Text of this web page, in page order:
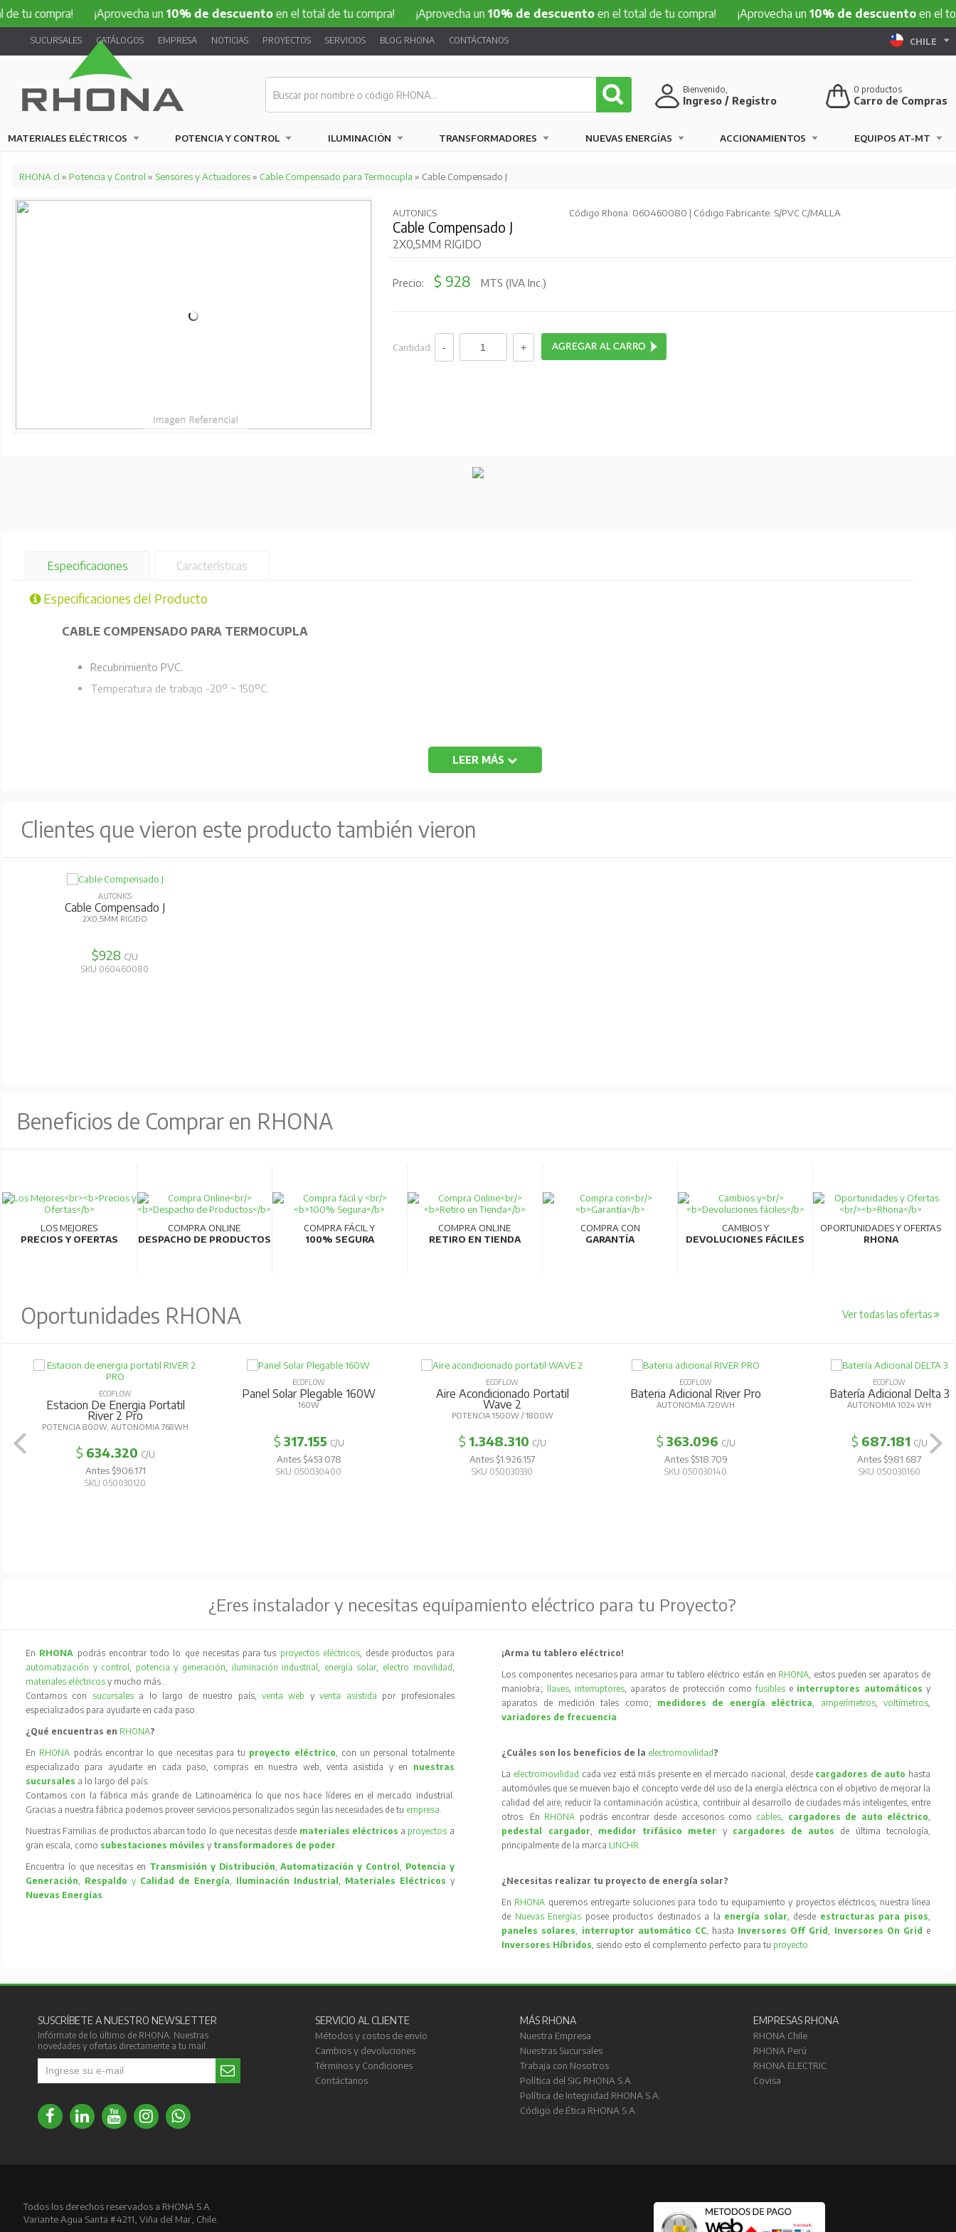
¡Aprovecha un10% de descuentoen el total de tu compra! ¡Aprovecha un10% de descuentoen el total de tu compra! ¡Aprovecha un10% de descuentoen el total de tu
SUCURSALES CATÁLOGOS EMPRESA NOTICIAS PROYECTOS SERVICIOS BLOG RHONA CONTÁCTANOS CHILE
0 productos
Carro de Compras
Bienvenido,
Ingreso / Registro
MATERIALES ELÉCTRICOS POTENCIA Y CONTROL ILUMINACIÓN TRANSFORMADORES NUEVAS ENERGÍAS ACCIONAMIENTOS EQUIPOS AT-MT
RHONA.cl » Potencia y Control » Sensores y Actuadores» Cable Compensado para Termocupla » Cable Compensado J
AUTONICS Código Rhona: 060460080 | Código Fabricante: S/PVC C/MALLA
Cable Compensado J
2X0,5MM RIGIDO
Precio: $ 928 MTS (IVA Inc.)
Cantidad:
Especificaciones Características
Especificaciones del Producto
CABLE COMPENSADO PARA TERMOCUPLA
Recubrimiento PVC.
Temperatura de trabajo -20º ~ 150ºC.
LEER MÁS
Clientes que vieron este producto también vieron
AUTONICS
Cable Compensado J
2X0,5MM RIGIDO
$928 C/U
SKU 060460080
Beneficios de Comprar en RHONA
LOS MEJORES
PRECIOS Y OFERTAS
COMPRA ONLINE
DESPACHO DE PRODUCTOS
COMPRA FÁCIL Y
100% SEGURA
COMPRA ONLINE
RETIRO EN TIENDA
COMPRA CON
GARANTÍA
CAMBIOS Y
DEVOLUCIONES FÁCILES
OPORTUNIDADES Y OFERTAS
RHONA
Oportunidades RHONA Ver todas las ofertas
ECOFLOW
Estacion De Energia Portatil
River 2 Pro
POTENCIA 800W, AUTONOMIA 768WH
$ 634.320 C/U
Antes $906.171
SKU 050030120
ECOFLOW
Panel Solar Plegable 160W
160W
$ 317.155 C/U
Antes $453.078
SKU 050030400
ECOFLOW
Aire Acondicionado Portatil
Wave 2
POTENCIA 1500W / 1800W
$ 1.348.310 C/U
Antes $1.926.157
SKU 050030330
ECOFLOW
Bateria Adicional River Pro
AUTONOMIA 720WH
$ 363.096 C/U
Antes $518.709
SKU 050030140
ECOFLOW
Batería Adicional Delta 3
AUTONOMIA 1024 WH
$ 687.181 C/U
Antes $981.687
SKU 050030160
¿Eres instalador y necesitas equipamiento eléctrico para tu Proyecto?
En RHONA podrás encontrar todo lo que necesitas para tus proyectos eléctricos, desde productos para
automatización y control, potencia y generación, iluminación industrial, energía solar, electro movilidad,
materiales eléctricos y mucho más…
Contamos con sucursales a lo largo de nuestro país, venta web yventa asistida por profesionales
especializados para ayudarte en cada paso.
¿Qué encuentras en RHONA?
En RHONA podrás encontrar lo que necesitas para tu proyecto eléctrico, con un personal totalmente
especializado para ayudarte en cada paso, compras en nuestra web, venta asistida y en nuestras
sucursales a lo largo del país.
Contamos con la fábrica más grande de Latinoamérica lo que nos hace líderes en el mercado industrial.
Gracias a nuestra fábrica podemos proveer servicios personalizados según las necesidades de tu empresa.
Nuestras Familias de productos abarcan todo lo que necesitas desde materiales eléctricos a proyectos a
gran escala, como subestaciones móvilesy transformadores de poder.
Encuentra lo que necesitas en Transmisión y Distribución,Automatización y Control, Potencia y
Generación, Respaldo y Calidad de Energía, Iluminación Industrial , Materiales Eléctricos y
Nuevas Energías.
¡Arma tu tablero eléctrico!
Los componentes necesarios para armar tu tablero eléctrico están en RHONA, estos pueden ser aparatos de
maniobra;
llaves, interruptores, aparatos de protección comofusibles e interruptores automáticos y
aparatos de medición tales como; medidores de energía eléctrica, amperímetros, voltímetros,
variadores de frecuencia.
¿Cuáles son los beneficios de la electromovilidad ?
La electromovilidad cada vez está más presente en el mercado nacional, desde cargadores de auto hasta
automóviles que se mueven bajo el concepto verde del uso de la energía eléctrica con el objetivo de mejorar la
calidad del aire, reducir la contaminación acústica, contribuir al desarrollo de ciudades más inteligentes, entre
otros. En RHONA podrás encontrar desde accesorios como cables, cargadores de auto eléctrico,
pedestal cargador, medidor trifásico meter y cargadores de autos
de última tecnología,
principalmente de la marca LINCHR.
¿Necesitas realizar tu proyecto de energía solar?
En RHONA queremos entregarte soluciones para todo tu equipamiento y proyectos eléctricos, nuestra línea
de Nuevas Energías posee productos destinados a la energía solar, desde estructuras para pisos,
paneles solares, interruptor automático CC, hasta Inversores Off Grid, Inversores On Grid e
Inversores Híbridos, siendo esto el complemento perfecto para tu proyecto.
SUSCRÍBETE A NUESTRO NEWSLETTER
Infórmate de lo último de RHONA. Nuestras
novedades y ofertas directamente a tu mail.
SERVICIO AL CLIENTE
Métodos y costos de envío
Cambios y devoluciones
Términos y Condiciones
Contáctanos
MÁS RHONA
Nuestra Empresa
Nuestras Sucursales
Trabaja con Nosotros
Política del SIG RHONA S.A.
Política de Integridad RHONA S.A.
Código de Ética RHONA S.A.
EMPRESAS RHONA
RHONA Chile
RHONA Perú
RHONA ELECTRIC
Covisa
Todos los derechos reservados a RHONA S.A.
Variante Agua Santa #4211, Viña del Mar, Chile.